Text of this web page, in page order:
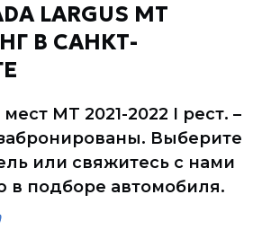
LARGUS MT
В САНКТ-
MT 2021-2022 I рест. –
Выберите
или свяжитесь с нами
в подборе автомобиля.